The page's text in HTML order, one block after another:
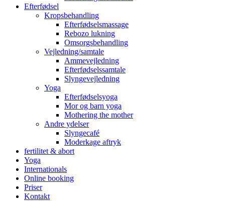
Efterfødsel
Kropsbehandling
Efterfødselsmassage
Rebozo lukning
Omsorgsbehandling
Vejledning/samtale
Ammevejledning
Efterfødselssamtale
Slyngevejledning
Yoga
Efterfødselsyoga
Mor og barn yoga
Mothering the mother
Andre ydelser
Slyngecafé
Moderkage aftryk
fertilitet & abort
Yoga
Internationals
Online booking
Priser
Kontakt